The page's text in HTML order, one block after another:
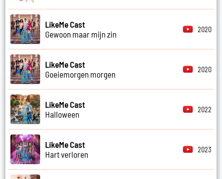
LikeMe Cast
Gewoon maar mijn zin
2020
LikeMe Cast
Goeiemorgen morgen
2020
LikeMe Cast
Halloween
2022
LikeMe Cast
Hart verloren
2023